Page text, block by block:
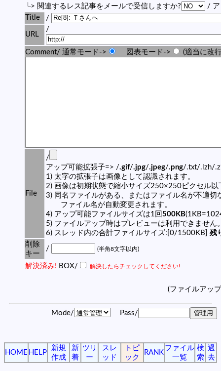
└> 関連するレス記事をメールで受信しますか?
/ ア
Title
/
URL
/
Comment/ 通常モード-> 図表モード-> (適当に改
File
/
アップ可能拡張子=> /.gif/.jpg/.jpeg/.png/.txt/.lzh/
1) 太字の拡張子は画像として認識されます。
2) 画像は初期状態で縮小サイズ250×250ピクセル以
3) 同名ファイルがある、またはファイル名が不適切
ファイル名が自動変更されます。
4) アップ可能ファイルサイズは1回 500KB
5) ファイルアップ時はプレビューは利用できません
6) スレッド内の合計ファイルサイズ:[0/1500KB] 残
削除
キー
/ (半角8文字以内)
解決済み! BOX/ 解決したらチェックしてください!
(ファイルアッ
Mode/ Pass/
HOME HELP
新規
作成
新
着
ツリ
ー
スレ
ッド
トピ
ック
RANK
ファイル
一覧
検
索
過
去